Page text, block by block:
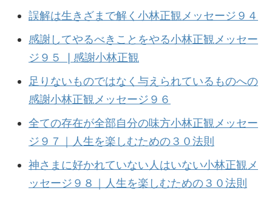
誤解は生きざまで解く小林正観メッセージ９４
感謝してやるべきことをやる小林正観メッセー
ジ９５ ❘感謝小林正観
足りないものではなく与えられているものへの
感謝小林正観メッセージ９６
全ての存在が全部自分の味方小林正観メッセー
ジ９７｜人生を楽しむための３０法則
神さまに好かれていない人はいない小林正観メ
ッセージ９８｜人生を楽しむための３０法則